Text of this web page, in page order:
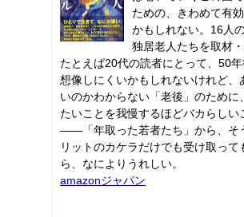
ための、きわめて有
かもしれない。16人
独居老人たちを取材・
たとえば20代の読者にとって、50
想像しにくいかもしれないけれど、
いのかわからない「老後」のために
たいことを我慢するほどバカらしい
――「年取った若者たち」から、そ
リットのカケラだけでも受け取って
ら、なによりうれしい。
amazonジャパン